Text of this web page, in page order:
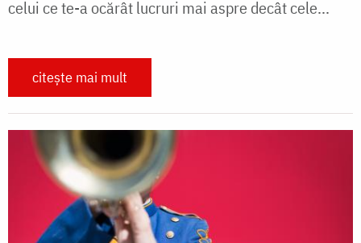
celui ce te-a ocărât lucruri mai aspre decât cele...
citește mai mult